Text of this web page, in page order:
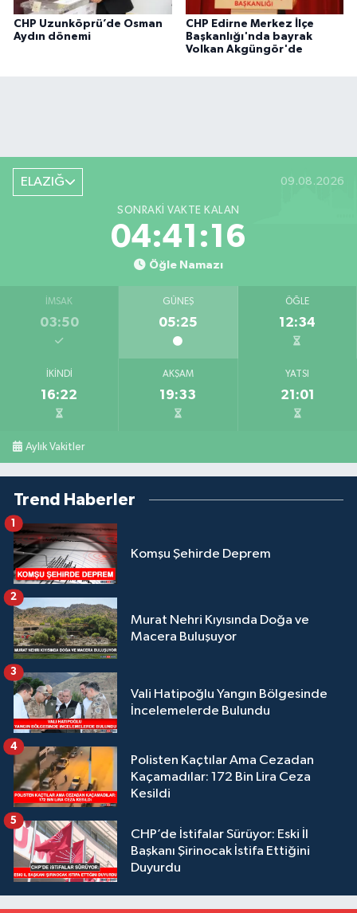
CHP Uzunköprü’de Osman
Aydın dönemi
CHP Edirne Merkez İlçe
Başkanlığı'nda bayrak
Volkan Akgüngör'de
ELAZIĞ 09.08.2026
SONRAKI VAKTE KALAN
04:41:16
Öğle Namazı
İMSAK
03:50
GÜNEŞ
05:25
ÖĞLE
12:34
İKINDI
16:22
AKŞAM
19:33
YATSI
21:01
Aylık Vakitler
Trend Haberler
Komşu Şehirde Deprem
1
Murat Nehri Kıyısında Doğa ve
Macera Buluşuyor
2
Vali Hatipoğlu Yangın Bölgesinde
İncelemelerde Bulundu
3
Polisten Kaçtılar Ama Cezadan
Kaçamadılar: 172 Bin Lira Ceza
Kesildi
4
CHP’de İstifalar Sürüyor: Eski İl
Başkanı Şirinocak İstifa Ettiğini
Duyurdu
5